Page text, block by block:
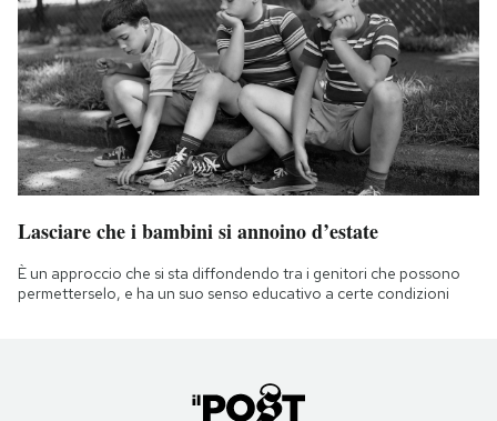
Lasciare che i bambini si annoino d’estate
È un approccio che si sta diffondendo tra i genitori che possono
permetterselo, e ha un suo senso educativo a certe condizioni